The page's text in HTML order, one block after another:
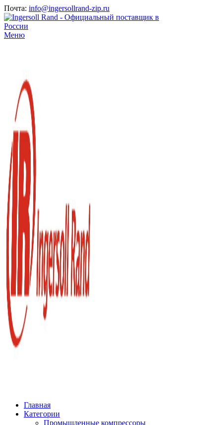
Почта: info@ingersollrand-zip.ru
Меню
Главная
Категории
Промышленные компрессоры